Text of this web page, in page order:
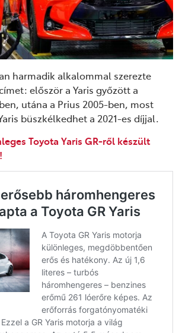
harmadik alkalommal szerezte
először a Yaris győzött a
utána a Prius 2005-ben, most
büszkélkedhet a 2021-es díjjal.
Toyota Yaris GR-ről készült